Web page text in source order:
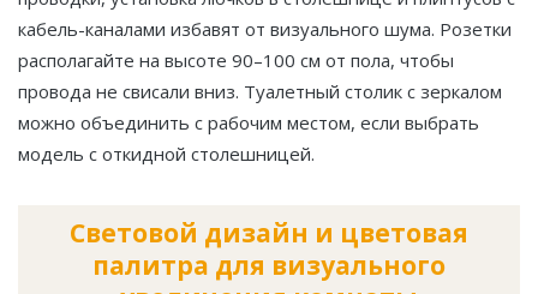
кабель-каналами избавят от визуального шума. Розетки
располагайте на высоте 90–100 см от пола, чтобы
провода не свисали вниз. Туалетный столик с зеркалом
можно объединить с рабочим местом, если выбрать
модель с откидной столешницей.
Световой дизайн и цветовая
палитра для визуального